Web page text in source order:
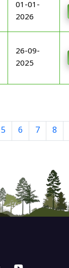
01-01-
2026
26-09-
2025
5 6 7 8